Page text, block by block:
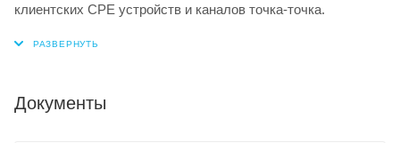
клиентских CPE устройств и каналов точка-точка.
Документы